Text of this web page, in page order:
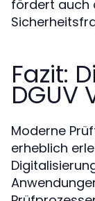
fördert auch
Fazit:
DGUV
Moderne
erheblich